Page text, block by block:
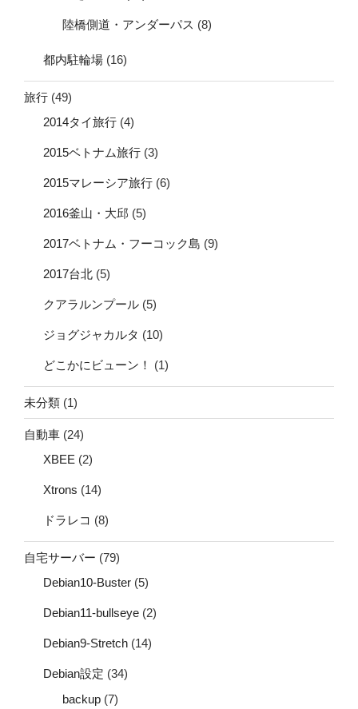
陸橋側道・アンダーパス (8)
都内駐輪場 (16)
旅行 (49)
2014タイ旅行 (4)
2015ベトナム旅行 (3)
2015マレーシア旅行 (6)
2016釜山・大邱 (5)
2017ベトナム・フーコック島 (9)
2017台北 (5)
クアラルンプール (5)
ジョグジャカルタ (10)
どこかにビューン！ (1)
未分類 (1)
自動車 (24)
XBEE (2)
Xtrons (14)
ドラレコ (8)
自宅サーバー (79)
Debian10-Buster (5)
Debian11-bullseye (2)
Debian9-Stretch (14)
Debian設定 (34)
backup (7)